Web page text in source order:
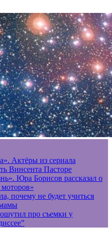
Актёры из сериала
Винсента Пасторе
Юра Борисов рассказал о
почему не будет учиться
про съемки у